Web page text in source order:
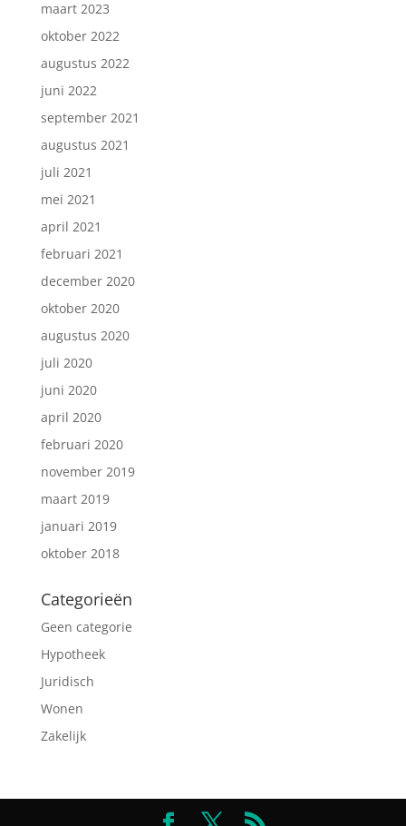
maart 2023
oktober 2022
augustus 2022
juni 2022
september 2021
augustus 2021
juli 2021
mei 2021
april 2021
februari 2021
december 2020
oktober 2020
augustus 2020
juli 2020
juni 2020
april 2020
februari 2020
november 2019
maart 2019
januari 2019
oktober 2018
Categorieën
Geen categorie
Hypotheek
Juridisch
Wonen
Zakelijk